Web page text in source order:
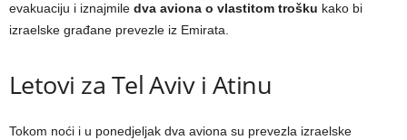
evakuaciju i iznajmile dva aviona o vlastitom trošku kako bi
izraelske građane prevezle iz Emirata.
Letovi za Tel Aviv i Atinu
Tokom noći i u ponedjeljak dva aviona su prevezla izraelske